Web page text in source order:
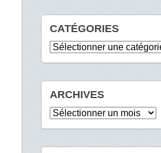
CATÉGORIES
Catégories
ARCHIVES
Archives